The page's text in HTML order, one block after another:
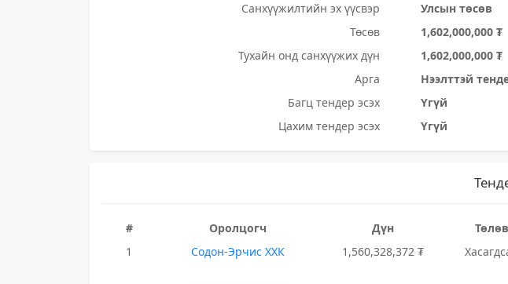
Санхүүжилтийн эх үүсвэр
Улсын төсөв
Төсөв
1,602,000,000 ₮
Тухайн онд санхүүжих дүн
1,602,000,000 ₮
Арга
Нээлттэй
Багц тендер эсэх
Үгүй
Цахим тендер эсэх
Үгүй
# Оролцогч Дүн Төлөв
1
Содон-Эрчис ХХК 1,560,328,372 ₮